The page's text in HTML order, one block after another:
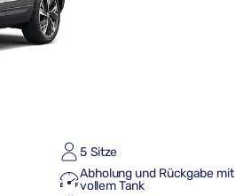
5 Sitze
Abholung und Rückgabe mit
vollem Tank